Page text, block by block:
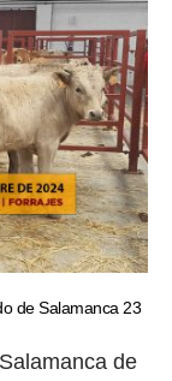
de Salamanca 23
de